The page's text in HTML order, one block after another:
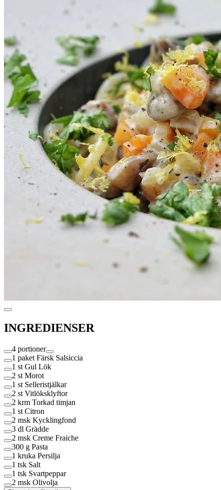
INGREDIENSER
4 portioner
1 paket Färsk Salsiccia
1 st Gul Lök
2 st Morot
1 st Selleristjälkar
2 st Vitlöksklyftor
2 krm Torkad timjan
1 st Citron
2 msk Kycklingfond
3 dl Grädde
2 msk Creme Fraiche
300 g Pasta
1 kruka Persilja
1 tsk Salt
1 tsk Svartpeppar
2 msk Olivolja